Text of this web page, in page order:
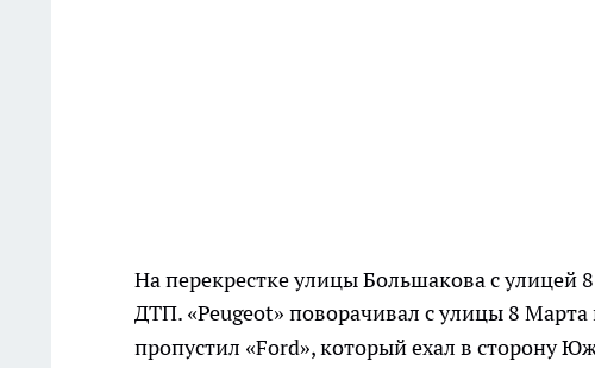
На перекрестке улицы Большакова с
ДТП. «Peugeot» поворачивал с улицы 8
пропустил «Ford», который ехал в сторону